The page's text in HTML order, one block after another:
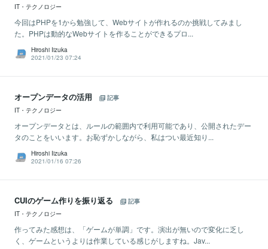
IT・テクノロジー
今回はPHPを1から勉強して、Webサイトが作れるのか挑戦してみまし
た。PHPは動的なWebサイトを作ることができるプロ...
Hiroshi Iizuka
2021/01/23 07:24
オープンデータの活用
記事
IT・テクノロジー
オープンデータとは、ルールの範囲内で利用可能であり、公開されたデー
タのことをいいます。お恥ずかしながら、私はつい最近知り...
Hiroshi Iizuka
2021/01/16 07:26
CUIのゲーム作りを振り返る
記事
IT・テクノロジー
作ってみた感想は、「ゲームが単調」です。演出が無いので変化に乏し
く、ゲームというよりは作業している感じがしますね。Jav...